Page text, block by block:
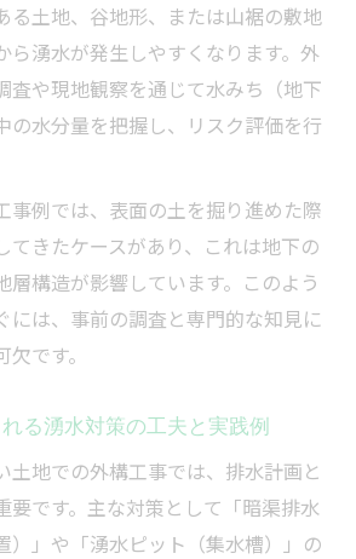
る土地、谷地形、または山裾の敷地
ら湧水が発生しやすくなります。外
査や現地観察を通じて水みち（地下
の水分量を把握し、リスク評価を行
事例では、表面の土を掘り進めた際
てきたケースがあり、これは地下の
層構造が影響しています。このよう
には、事前の調査と専門的な知見に
です。
る湧水対策の工夫と実践例
土地での外構工事では、排水計画と
要です。主な対策として「暗渠排水
）」や「湧水ピット（集水槽）」の